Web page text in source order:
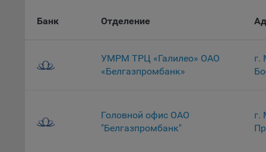
Банк Отделение
УМРМ ТРЦ «Галилео» ОАО
«Белгазпромбанк»
г.
Головной офис ОАО
"Белгазпромбанк"
г.